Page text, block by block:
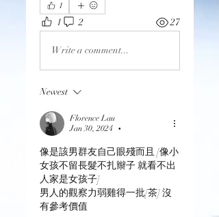
1
1 2 27
Write a comment...
Newest
Florence Lau
Jan 30, 2024
•
像是該男群友自己眼殘而且 [像小
女孩不留長髮不扎辮子 就看不出
人家是女孩子]
男人的觀察力弱雞得一批[茶] 沒
有參考價值